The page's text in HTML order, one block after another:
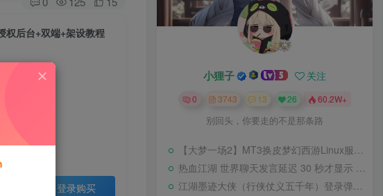
权后台+双端+架设教程
登录购买
小狸子 关注
0 3743 13 26 60.2W+
别回头，你要走的不是那条路
【大梦一场2】MT3换皮梦幻西游Linux服务端+GM后台+源码+双端+架设教程
热血江湖 世界聊天发言延迟 30 秒才显示 BUG 修复教程
江湖墨迹大侠（行侠仗义五千年）登录弹出 WELCOME 提示无法进游戏修复教程